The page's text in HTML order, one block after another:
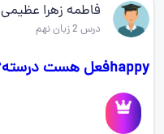
فاطمه زهرا عظیمی
درس 2 زبان نهم
happyفعل هست درسته؟